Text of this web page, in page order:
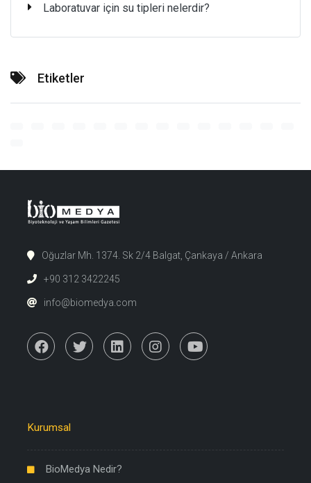
Laboratuvar için su tipleri nelerdir?
Etiketler
Oğuzlar Mh. 1374. Sk 2/4 Balgat, Çankaya / Ankara
+90 312 3422245
info@biomedya.com
Kurumsal
BioMedya Nedir?